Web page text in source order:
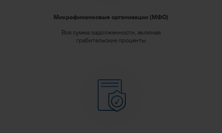
Микрофинансовые организации (МФО)
Вся сумма задолженности, включая
грабительские проценты